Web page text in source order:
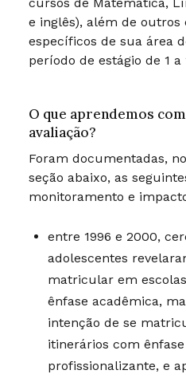
e inglês), além de outros
específicos de sua área
período de estágio de 1 a
O que aprendemos
avaliação?
Foram documentadas,
seção abaixo, as
monitoramento e
entre 1996 e 2000,
adolescentes
matricular em
ênfase acadêmica,
intenção de se
itinerários com
profissionalizante, e